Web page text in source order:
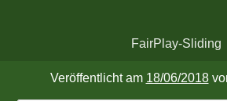
FairPlay-Sliding
Veröffentlicht am 18/06/2018